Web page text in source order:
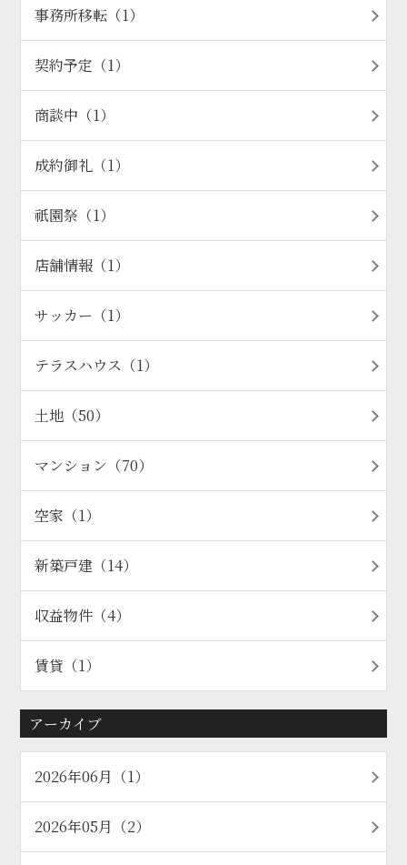
事務所移転（1）
契約予定（1）
商談中（1）
成約御礼（1）
祇園祭（1）
店舗情報（1）
サッカー（1）
テラスハウス（1）
土地（50）
マンション（70）
空家（1）
新築戸建（14）
収益物件（4）
賃貸（1）
アーカイブ
2026年06月（1）
2026年05月（2）